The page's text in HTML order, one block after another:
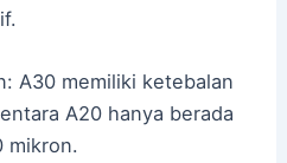
A30 memiliki ketebalan
A20 hanya berada
mikron.